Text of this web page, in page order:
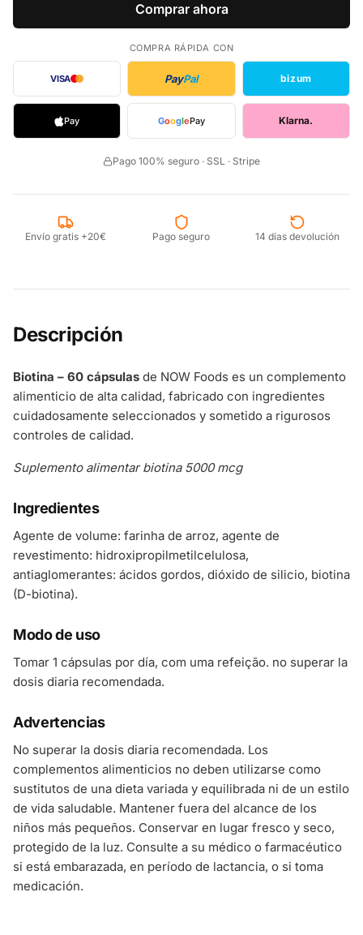
Comprar ahora
COMPRA RÁPIDA CON
VISA PayPal bizum
Pay GooglePay Klarna.
Pago 100% seguro · SSL · Stripe
Envío gratis +20€ Pago seguro 14 días devolución
Descripción
Biotina – 60 cápsulas de NOW Foods es un complemento
alimenticio de alta calidad, fabricado con ingredientes
cuidadosamente seleccionados y sometido a rigurosos
controles de calidad.
Suplemento alimentar biotina 5000 mcg
Ingredientes
Agente de volume: farinha de arroz, agente de
revestimento: hidroxipropilmetilcelulosa,
antiaglomerantes: ácidos gordos, dióxido de silicio, biotina
(D-biotina).
Modo de uso
Tomar 1 cápsulas por día, com uma refeição. no superar la
dosis diaria recomendada.
Advertencias
No superar la dosis diaria recomendada. Los
complementos alimenticios no deben utilizarse como
sustitutos de una dieta variada y equilibrada ni de un estilo
de vida saludable. Mantener fuera del alcance de los
niños más pequeños. Conservar en lugar fresco y seco,
protegido de la luz. Consulte a su médico o farmacéutico
si está embarazada, en período de lactancia, o si toma
medicación.